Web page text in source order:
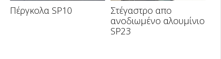
Πέργκολα SP10
Στέγαστρο απο
ανοδιωμένο αλουμίνιο
SP23